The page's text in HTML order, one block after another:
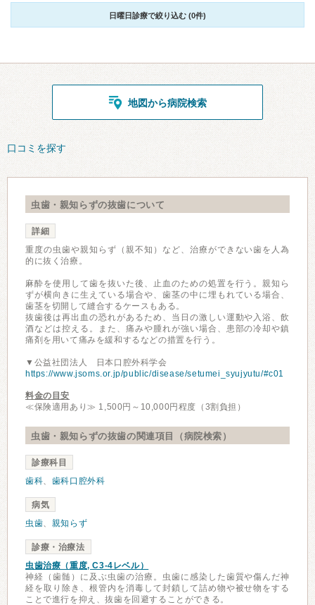
日曜日診療で絞り込む (0件)
地図から病院検索
口コミを探す
虫歯・親知らずの抜歯について
詳細
重度の虫歯や親知らず（親不知）など、治療ができない歯を人為
的に抜く治療。
麻酔を使用して歯を抜いた後、止血のための処置を行う。親知ら
ずが横向きに生えている場合や、歯茎の中に埋もれている場合、
歯茎を切開して縫合するケースもある。
抜歯後は再出血の恐れがあるため、当日の激しい運動や入浴、飲
酒などは控える。また、痛みや腫れが強い場合、患部の冷却や鎮
痛剤を用いて痛みを緩和するなどの措置を行う。
▼公益社団法人 日本口腔外科学会
https://www.jsoms.or.jp/public/disease/setumei_syujyutu/#c01
料金の目安
≪保険適用あり≫ 1,500円～10,000円程度（3割負担）
虫歯・親知らずの抜歯の関連項目（病院検索）
診療科目
歯科、 歯科口腔外科
病気
虫歯、 親知らず
診療・治療法
虫歯治療（重度, C3-4レベル）
神経（歯髄）に及ぶ虫歯の治療。虫歯に感染した歯質や傷んだ神
経を取り除き、根管内を消毒して封鎖して詰め物や被せ物をする
ことで進行を抑え、抜歯を回避することができる。